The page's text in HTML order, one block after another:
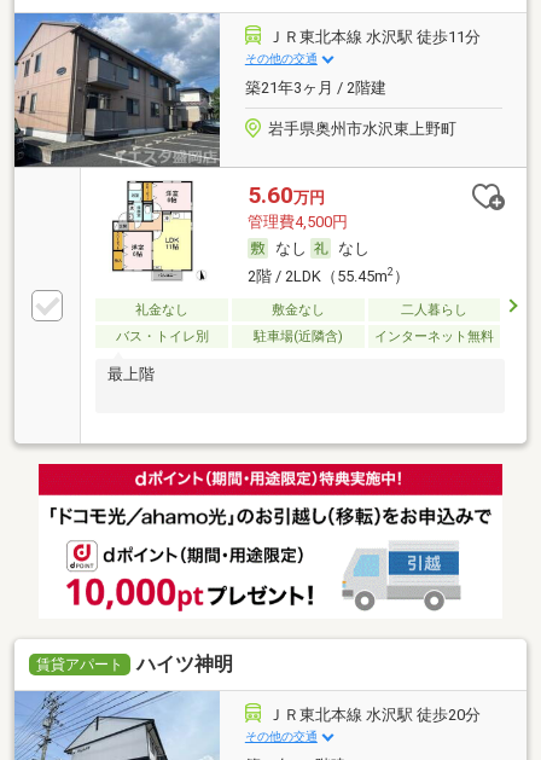
ＪＲ東北本線 水沢駅 徒歩11分
その他の交通
築21年3ヶ月 / 2階建
岩手県奥州市水沢東上野町
5.60万円
管理費4,500円
なし
なし
2階 / 2LDK（55.45m2）
礼金なし 敷金なし
二人暮らし
バス・トイレ別
駐車場(近隣含) インターネット無料
最上階
賃貸アパート ハイツ神明
ＪＲ東北本線 水沢駅 徒歩20分
その他の交通